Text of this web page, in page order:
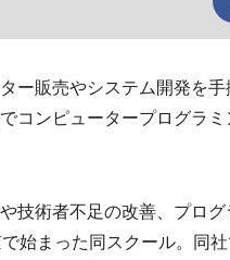
ー販売やシステム開発を手
コンピュータープログラ
技術者不足の改善、プログ
始まった同スクール。同